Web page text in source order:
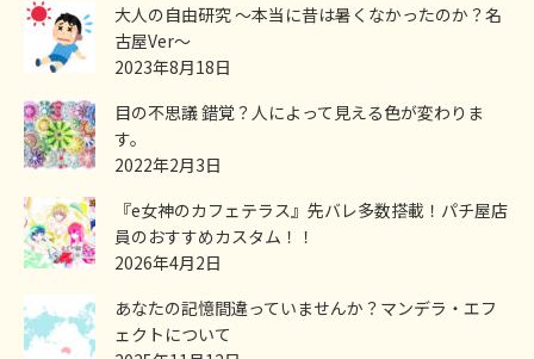
大人の自由研究 ～本当に昔は暑くなかったのか？名
古屋Ver～
2023年8月18日
目の不思議 錯覚？人によって見える色が変わりま
す。
2022年2月3日
『e女神のカフェテラス』先バレ多数搭載！パチ屋店
員のおすすめカスタム！！
2026年4月2日
あなたの記憶間違っていませんか？マンデラ・エフ
ェクトについて